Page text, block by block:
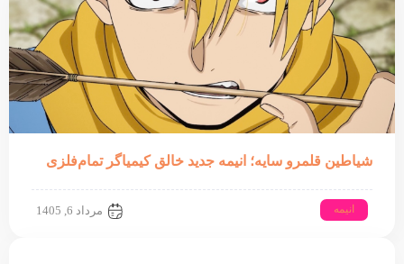
شیاطین قلمرو سایه؛ انیمه جدید خالق کیمیاگر تمام‌فلزی
انیمه مرداد 6, 1405